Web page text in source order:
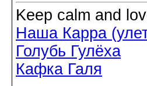
Keep calm and
Наша Карра
Голубь Гулёха
Кафка Галя